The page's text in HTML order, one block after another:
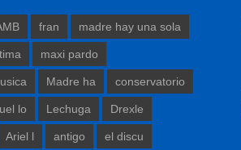
fran madre hay una sola
maxi pardo
Madre ha conservatorio
lo Lechuga Drexle
Ariel l antigo el discu